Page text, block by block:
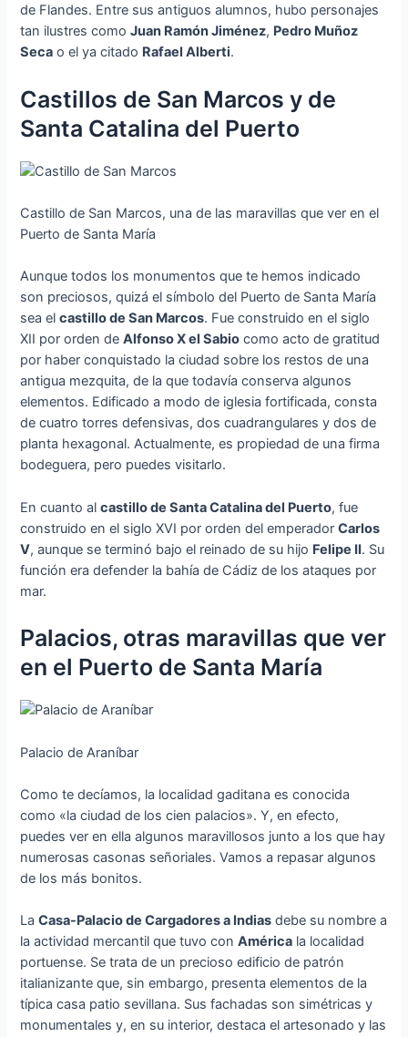
de Flandes. Entre sus antiguos alumnos, hubo personajes
tan ilustres comoJuan Ramón Jiménez, Pedro Muñoz
Seca o el ya citado Rafael Alberti.
Castillos de San Marcos y de
Santa Catalina del Puerto
Castillo de San Marcos, una de las maravillas que ver en el
Puerto de Santa María
Aunque todos los monumentos que te hemos indicado
son preciosos, quizá el símbolo del Puerto de Santa María
sea elcastillo de San Marcos. Fue construido en el siglo
XII por orden deAlfonso X el Sabio como acto de gratitud
por haber conquistado la ciudad sobre los restos de una
antigua mezquita, de la que todavía conserva algunos
elementos. Edificado a modo de iglesia fortificada, consta
de cuatro torres defensivas, dos cuadrangulares y dos de
planta hexagonal. Actualmente, es propiedad de una firma
bodeguera, pero puedes visitarlo.
En cuanto alcastillo de Santa Catalina del Puerto, fue
construido en el siglo XVI por orden del emperadorCarlos
V, aunque se terminó bajo el reinado de su hijo Felipe II. Su
función era defender la bahía de Cádiz de los ataques por
mar.
Palacios, otras maravillas que ver
en el Puerto de Santa María
Palacio de Araníbar
Como te decíamos, la localidad gaditana es conocida
como «la ciudad de los cien palacios». Y, en efecto,
puedes ver en ella algunos maravillosos junto a los que hay
numerosas casonas señoriales. Vamos a repasar algunos
de los más bonitos.
LaCasa-Palacio de Cargadores a Indias debe su nombre a
la actividad mercantil que tuvo conAmérica la localidad
portuense. Se trata de un precioso edificio de patrón
italianizante que, sin embargo, presenta elementos de la
típica casa patio sevillana. Sus fachadas son simétricas y
monumentales y, en su interior, destaca el artesonado y las